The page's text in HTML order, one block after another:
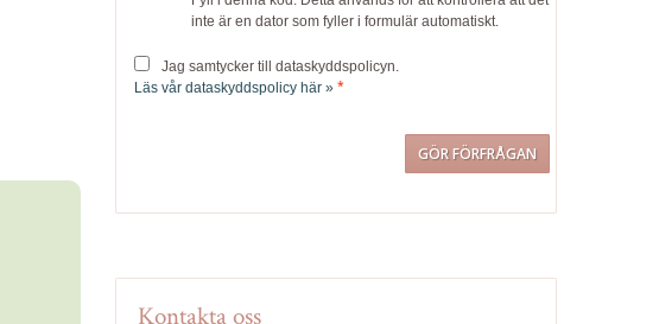
inte är en dator som fyller i formulär automatiskt.
Jag samtycker till dataskyddspolicyn.
Läs vår dataskyddspolicy här » *
Kontakta oss